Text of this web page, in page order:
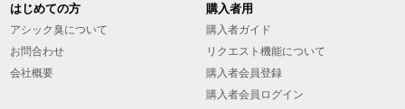
はじめての方
アシック臭について
お問合わせ
会社概要
購入者用
購入者ガイド
リクエスト機能について
購入者会員登録
購入者会員ログイン